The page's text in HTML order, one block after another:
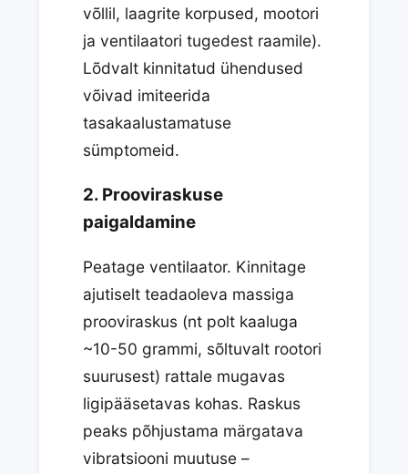
võllil, laagrite korpused, mootori
ja ventilaatori tugedest raamile).
Lõdvalt kinnitatud ühendused
võivad imiteerida
tasakaalustamatuse
sümptomeid.
2. Prooviraskuse
paigaldamine
Peatage ventilaator. Kinnitage
ajutiselt teadaoleva massiga
prooviraskus (nt polt kaaluga
~10-50 grammi, sõltuvalt rootori
suurusest) rattale mugavas
ligipääsetavas kohas. Raskus
peaks põhjustama märgatava
vibratsiooni muutuse –